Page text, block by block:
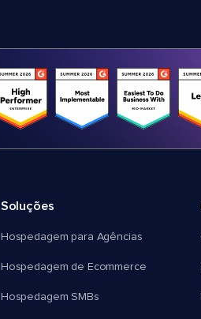
Soluções
Hospedagem para Agências
Hospedagem de Ecommerce
Hospedagem SMBs